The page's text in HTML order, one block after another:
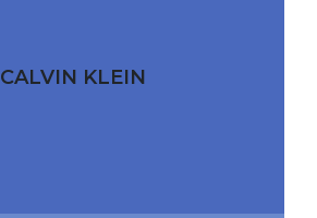
CALVIN KLEIN